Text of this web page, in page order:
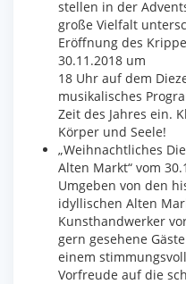
stellen in der
große Vielfalt
Eröffnung des
30.11.2018 um
18 Uhr auf dem
musikalisches
Zeit des Jahres ein.
Körper und Seele!
„Weihnachtliches
Alten Markt“ vom
Umgeben von den
idyllischen Alten
Kunsthandwerker
gern gesehene
einem
Vorfreude auf die